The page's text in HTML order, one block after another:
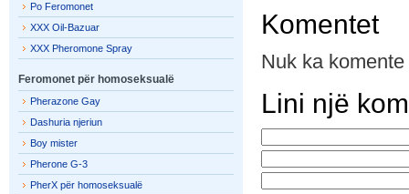
Komentet
Nuk ka
Lini një
Po Feromonet
XXX Oil-Bazuar
XXX Pheromone Spray
Feromonet për homoseksualë
Pherazone Gay
Dashuria njeriun
Boy mister
Pherone G-3
PherX për homoseksualë